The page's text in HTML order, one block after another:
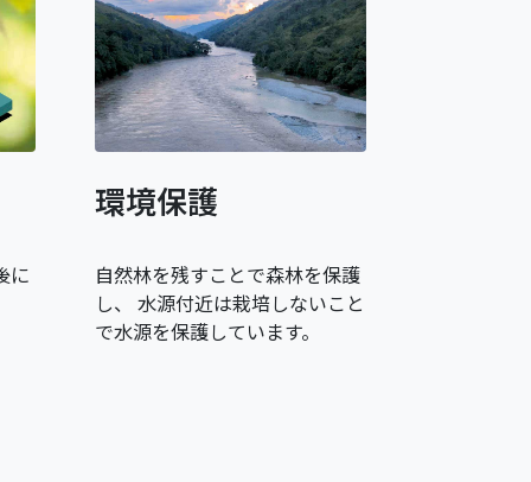
に
環境保護
自然林を残すことで森林を保護
し、 水源付近は栽培しないこと
で水源を保護しています。